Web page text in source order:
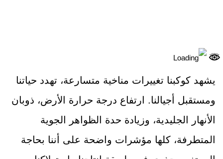
يشهد كوكبنا تغييرات مناخية متسارعة، تهدد حياتنا
ومستقبل أجيالنا. ارتفاع درجة حرارة الأرض، ذوبان
الأنهار الجليدية، وزيادة حدة الظواهر الجوية
المتطرفة، كلها مؤشرات واضحة على أننا بحاجة